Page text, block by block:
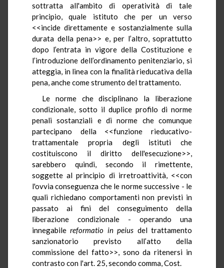
sottratta all'ambito di operatività di tale
principio, quale istituto che per un verso
<<incide direttamente e sostanzialmente sulla
durata della pena>> e, per l’altro, soprattutto
dopo l’entrata in vigore della Costituzione e
l’introduzione dell’ordinamento penitenziario, si
atteggia, in linea con la finalità rieducativa della
pena, anche come strumento del trattamento.
Le norme che disciplinano la liberazione
condizionale, sotto il duplice profilo di norme
penali sostanziali e di norme che comunque
partecipano della <<funzione rieducativo-
trattamentale propria degli istituti che
costituiscono il diritto dell'esecuzione>>,
sarebbero quindi, secondo il rimettente,
soggette al principio di irretroattività, <<con
l'ovvia conseguenza che le norme successive - le
quali richiedano comportamenti non previsti in
passato ai fini del conseguimento della
liberazione condizionale - operando una
innegabilereformatio in peius del trattamento
sanzionatorio previsto all’atto della
commissione del fatto>>, sono da ritenersi in
contrasto con l'art. 25, secondo comma, Cost.